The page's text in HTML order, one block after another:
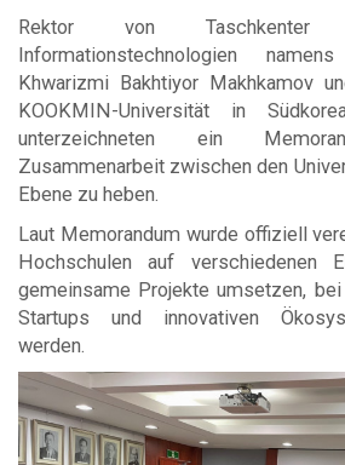
Rektor von Taschkenter
Informationstechnologien
Khwarizmi Bakhtiyor Makhkamov
KOOKMIN-Universität in
unterzeichneten ein
Zusammenarbeit zwischen den
Ebene zu heben.
Laut Memorandum wurde offiziell
Hochschulen auf verschiedenen
gemeinsame Projekte umsetzen,
Startups und innovativen
werden.